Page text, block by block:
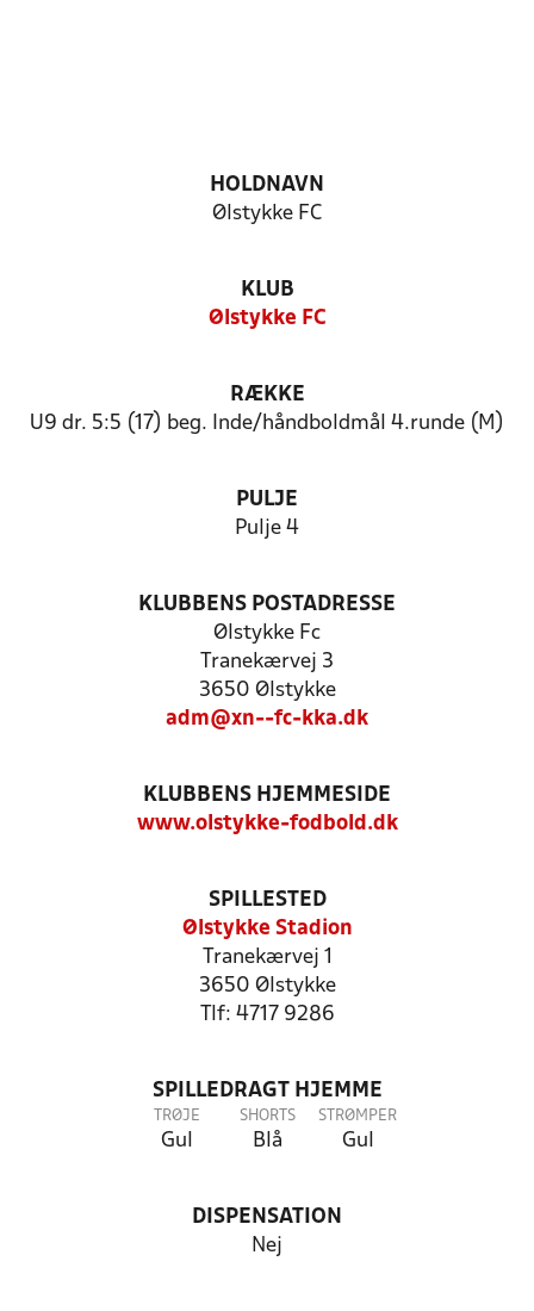
HOLDNAVN
Ølstykke FC
KLUB
Ølstykke FC
RÆKKE
U9 dr. 5:5 (17) beg. Inde/håndboldmål 4.runde (M)
PULJE
Pulje 4
KLUBBENS POSTADRESSE
Ølstykke Fc
Tranekærvej 3
3650 Ølstykke
adm@xn--fc-kka.dk
KLUBBENS HJEMMESIDE
www.olstykke-fodbold.dk
SPILLESTED
Ølstykke Stadion
Tranekærvej 1
3650 Ølstykke
Tlf: 4717 9286
SPILLEDRAGT HJEMME
TRØJE
Gul
SHORTS
Blå
STRØMPER
Gul
DISPENSATION
Nej